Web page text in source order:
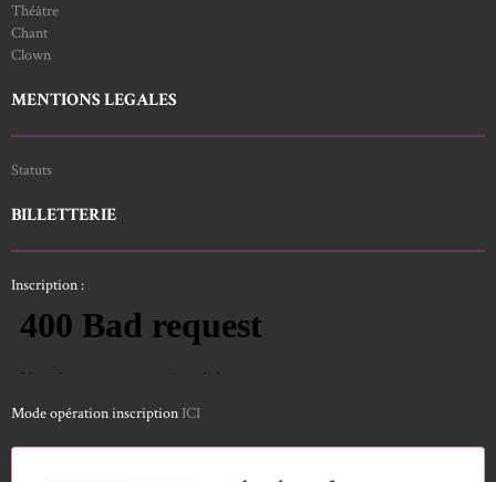
Théâtre
Chant
Clown
MENTIONS LEGALES
Statuts
BILLETTERIE
Inscription :
Mode opération inscription ICI